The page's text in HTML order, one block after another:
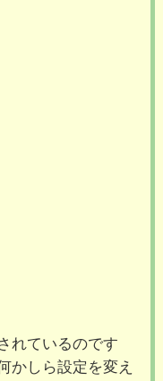
れているのです
かしら設定を変え